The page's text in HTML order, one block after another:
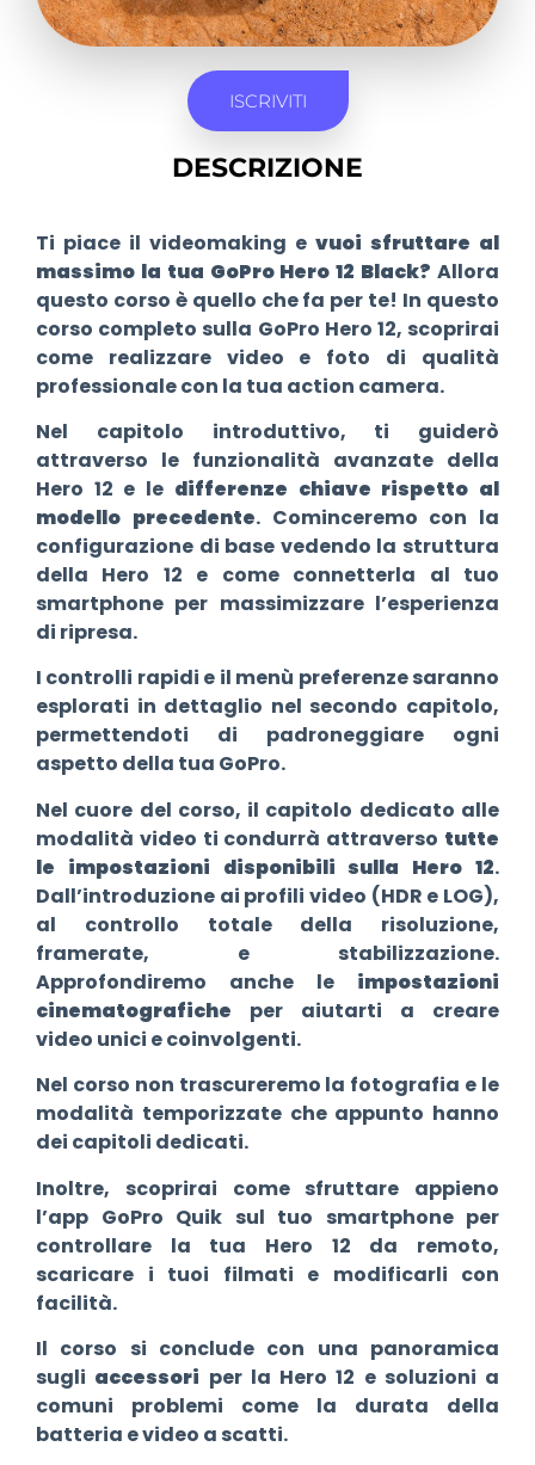
ISCRIVITI
DESCRIZIONE
Ti piace il videomaking e vuoi sfruttare al
massimo la tua GoPro Hero 12 Black? Allora
questo corso è quello che fa per te! In questo
corso completo sulla GoPro Hero 12, scoprirai
come realizzare video e foto di qualità
professionale con la tua action camera.
Nel capitolo introduttivo, ti guiderò
attraverso le funzionalità avanzate della
Hero 12 e le differenze chiave rispetto al
modello precedente. Cominceremo con la
configurazione di base vedendo la struttura
della Hero 12 e come connetterla al tuo
smartphone per massimizzare l’esperienza
di ripresa.
I controlli rapidi e il menù preferenze saranno
esplorati in dettaglio nel secondo capitolo,
permettendoti di padroneggiare ogni
aspetto della tua GoPro.
Nel cuore del corso, il capitolo dedicato alle
modalità video ti condurrà attraverso tutte
le impostazioni disponibili sulla Hero 12.
Dall’introduzione ai profili video (HDR e LOG),
al controllo totale della risoluzione,
framerate, e stabilizzazione.
Approfondiremo anche le impostazioni
cinematografiche per aiutarti a creare
video unici e coinvolgenti.
Nel corso non trascureremo la fotografia e le
modalità temporizzate che appunto hanno
dei capitoli dedicati.
Inoltre, scoprirai come sfruttare appieno
l’app GoPro Quik sul tuo smartphone per
controllare la tua Hero 12 da remoto,
scaricare i tuoi filmati e modificarli con
facilità.
Il corso si conclude con una panoramica
sugli accessori per la Hero 12 e soluzioni a
comuni problemi come la durata della
batteria e video a scatti.